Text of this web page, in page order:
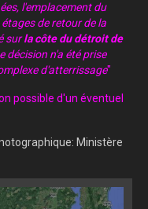
l'emplacement du
de retour de la
surla côte du détroit de
décision n'a été prise
d'atterrissage"
possible d'un éventuel
Ministère